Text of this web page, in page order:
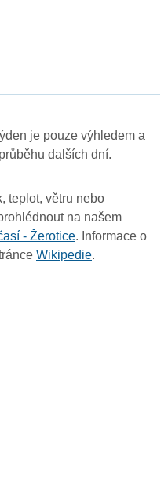
je pouze výhledem a
dalších dní.
teplot, větru nebo
na našem
- Žerotice. Informace o
Wikipedie.